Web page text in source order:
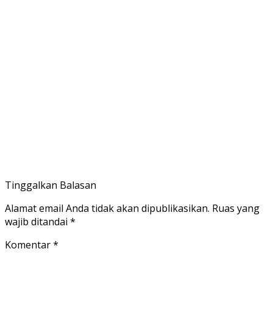
Tinggalkan Balasan
Alamat email Anda tidak akan dipublikasikan. Ruas yang
wajib ditandai *
Komentar*